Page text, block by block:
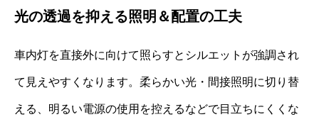
光の透過を抑える照明＆配置の工夫
車内灯を直接外に向けて照らすとシルエットが強調され
て見えやすくなります。柔らかい光・間接照明に切り替
える、明るい電源の使用を控えるなどで目立ちにくくな